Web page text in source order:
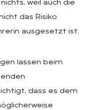
weil auch die
das Risiko
ausgesetzt ist.
lassen beim
dass es dem